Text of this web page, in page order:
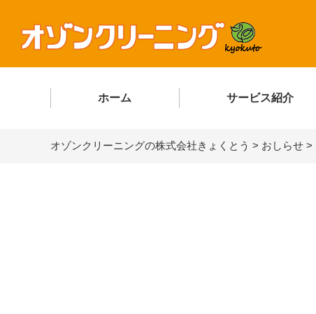
ホーム サービス紹介
オゾンクリーニングの株式会社きょくとう > おしらせ >